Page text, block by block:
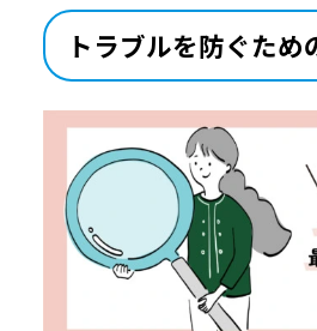
お問い合わせ
情報セキュリティ基本方針
Japan Color認証について
トラブルを防ぐため